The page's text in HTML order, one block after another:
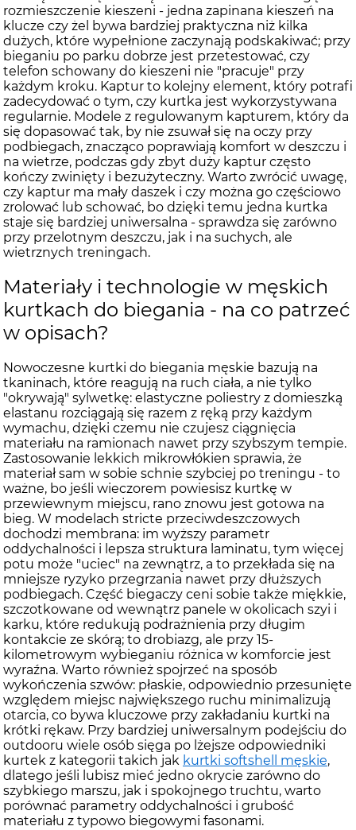
rozmieszczenie kieszeni - jedna zapinana kieszeń na
klucze czy żel bywa bardziej praktyczna niż kilka
dużych, które wypełnione zaczynają podskakiwać; przy
bieganiu po parku dobrze jest przetestować, czy
telefon schowany do kieszeni nie "pracuje" przy
każdym kroku. Kaptur to kolejny element, który potrafi
zadecydować o tym, czy kurtka jest wykorzystywana
regularnie. Modele z regulowanym kapturem, który da
się dopasować tak, by nie zsuwał się na oczy przy
podbiegach, znacząco poprawiają komfort w deszczu i
na wietrze, podczas gdy zbyt duży kaptur często
kończy zwinięty i bezużyteczny. Warto zwrócić uwagę,
czy kaptur ma mały daszek i czy można go częściowo
zrolować lub schować, bo dzięki temu jedna kurtka
staje się bardziej uniwersalna - sprawdza się zarówno
przy przelotnym deszczu, jak i na suchych, ale
wietrznych treningach.
Materiały i technologie w męskich
kurtkach do biegania - na co patrzeć
w opisach?
Nowoczesne kurtki do biegania męskie bazują na
tkaninach, które reagują na ruch ciała, a nie tylko
"okrywają" sylwetkę: elastyczne poliestry z domieszką
elastanu rozciągają się razem z ręką przy każdym
wymachu, dzięki czemu nie czujesz ciągnięcia
materiału na ramionach nawet przy szybszym tempie.
Zastosowanie lekkich mikrowłókien sprawia, że
materiał sam w sobie schnie szybciej po treningu - to
ważne, bo jeśli wieczorem powiesisz kurtkę w
przewiewnym miejscu, rano znowu jest gotowa na
bieg. W modelach stricte przeciwdeszczowych
dochodzi membrana: im wyższy parametr
oddychalności i lepsza struktura laminatu, tym więcej
potu może "uciec" na zewnątrz, a to przekłada się na
mniejsze ryzyko przegrzania nawet przy dłuższych
podbiegach. Część biegaczy ceni sobie także miękkie,
szczotkowane od wewnątrz panele w okolicach szyi i
karku, które redukują podrażnienia przy długim
kontakcie ze skórą; to drobiazg, ale przy 15-
kilometrowym wybieganiu różnica w komforcie jest
wyraźna. Warto również spojrzeć na sposób
wykończenia szwów: płaskie, odpowiednio przesunięte
względem miejsc największego ruchu minimalizują
otarcia, co bywa kluczowe przy zakładaniu kurtki na
krótki rękaw. Przy bardziej uniwersalnym podejściu do
outdooru wiele osób sięga po lżejsze odpowiedniki
kurtek z kategorii takich jak kurtki softshell męskie,
dlatego jeśli lubisz mieć jedno okrycie zarówno do
szybkiego marszu, jak i spokojnego truchtu, warto
porównać parametry oddychalności i grubość
materiału z typowo biegowymi fasonami.